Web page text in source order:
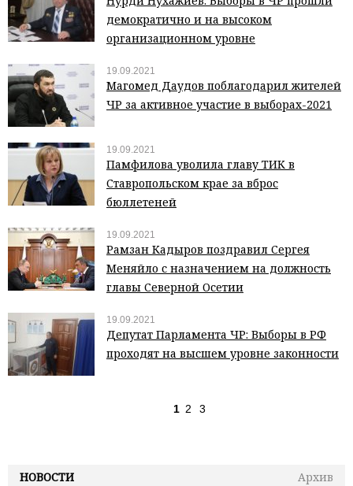
НОВОСТИ
Архив
демократично и на высоком
организационном уровне
19.09.2021
Магомед Даудов поблагодарил жителей
ЧР за активное участие в выборах-2021
19.09.2021
Памфилова уволила главу ТИК в
Ставропольском крае за вброс
бюллетеней
19.09.2021
Рамзан Кадыров поздравил Сергея
Меняйло с назначением на должность
главы Северной Осетии
19.09.2021
Депутат Парламента ЧР: Выборы в РФ
проходят на высшем уровне законности
1 2 3